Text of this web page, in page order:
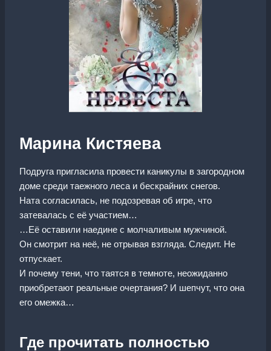
Марина Кистяева
Подруга пригласила провести каникулы в загородном
доме среди таежного леса и бескрайних снегов.
Ната согласилась, не подозревая об игре, что
затевалась с её участием…
…Её оставили наедине с молчаливым мужчиной.
Он смотрит на неё, не отрывая взгляда. Следит. Не
отпускает.
И почему тени, что таятся в темноте, неожиданно
приобретают реальные очертания? И шепчут, что она
его омежка…
Где прочитать полностью